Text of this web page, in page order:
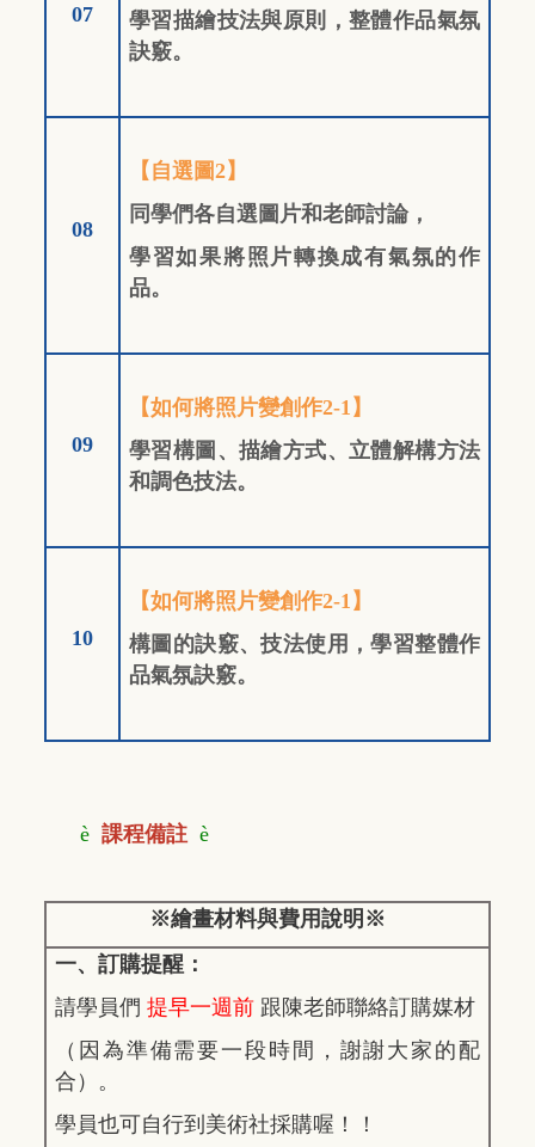
07
學習描繪技法與原則，整體作品氣氛
訣竅。
08
【自選圖2】
同學們各自選圖片和老師討論，
學習如果將照片轉換成有氣氛的作
品。
09
【如何將照片變創作2-1】
學習構圖、描繪方式、立體解構方法
和調色技法。
10
【如何將照片變創作2-1】
構圖的訣竅、技法使用，學習整體作
品氣氛訣竅。
è 課程備註 è
※繪畫材料與費用說明※
一、訂購提醒：
請學員們 提早一週前 跟陳老師聯絡訂購媒材
（因為準備需要一段時間， 謝謝大家的配
合）。
學員也可自行到美術社採購喔！！